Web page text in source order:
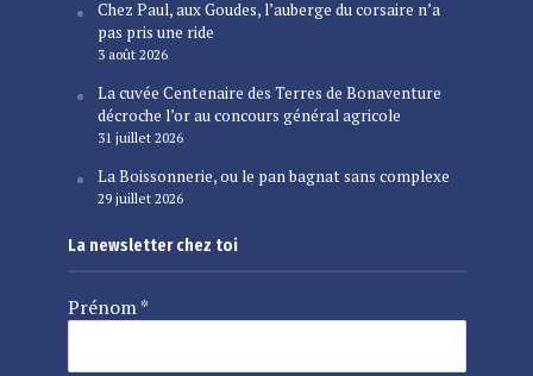
Chez Paul, aux Goudes, l’auberge du corsaire n’a
pas pris une ride
3 août 2026
La cuvée Centenaire des Terres de Bonaventure
décroche l’or au concours général agricole
31 juillet 2026
La Boissonnerie, ou le pan bagnat sans complexe
29 juillet 2026
La newsletter chez toi
Prénom*